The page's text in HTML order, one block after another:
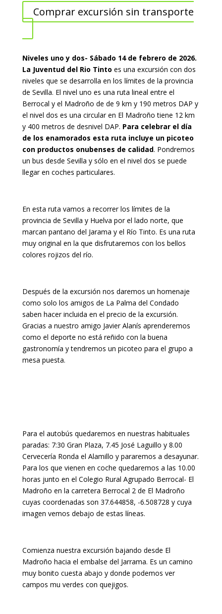
Comprar excursión sin transporte
Niveles uno y dos- Sábado 14 de febrero de 2026.
La Juventud del Rio Tinto es una excursión con dos
niveles que se desarrolla en los límites de la provincia
de Sevilla. El nivel uno es una ruta lineal entre el
Berrocal y el Madroño de de 9 km y 190 metros DAP y
el nivel dos es una circular en El Madroño tiene 12 km
y 400 metros de desnivel DAP. Para celebrar el día
de los enamorados esta ruta incluye un picoteo
con productos onubenses de calidad. Pondremos
un bus desde Sevilla y sólo en el nivel dos se puede
llegar en coches particulares.
En esta ruta vamos a recorrer los límites de la
provincia de Sevilla y Huelva por el lado norte, que
marcan pantano del Jarama y el Río Tinto. Es una ruta
muy original en la que disfrutaremos con los bellos
colores rojizos del río.
Después de la excursión nos daremos un homenaje
como solo los amigos de La Palma del Condado
saben hacer incluida en el precio de la excursión.
Gracias a nuestro amigo Javier Alanís aprenderemos
como el deporte no está reñido con la buena
gastronomía y tendremos un picoteo para el grupo a
mesa puesta.
Para el autobús quedaremos en nuestras habituales
paradas: 7:30 Gran Plaza, 7.45 José Laguillo y 8.00
Cervecería Ronda el Alamillo y pararemos a desayunar.
Para los que vienen en coche quedaremos a las 10.00
horas junto en el Colegio Rural Agrupado Berrocal- El
Madroño en la carretera Berrocal 2 de El Madroño
cuyas coordenadas son 37.644858, -6.508728 y cuya
imagen vemos debajo de estas líneas.
Comienza nuestra excursión bajando desde El
Madroño hacia el embalse del Jarrama. Es un camino
muy bonito cuesta abajo y donde podemos ver
campos mu verdes con quejigos.